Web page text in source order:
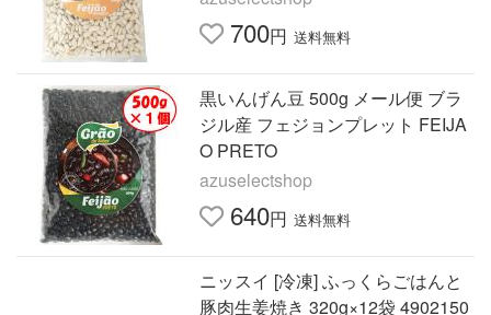
700円 送料無料
黒いんげん豆 500g メール便 ブラ
ジル産 フェジョンプレット FEIJA
O PRETO
azuselectshop
640円 送料無料
ニッスイ [冷凍] ふっくらごはんと
豚肉生姜焼き 320g×12袋 4902150